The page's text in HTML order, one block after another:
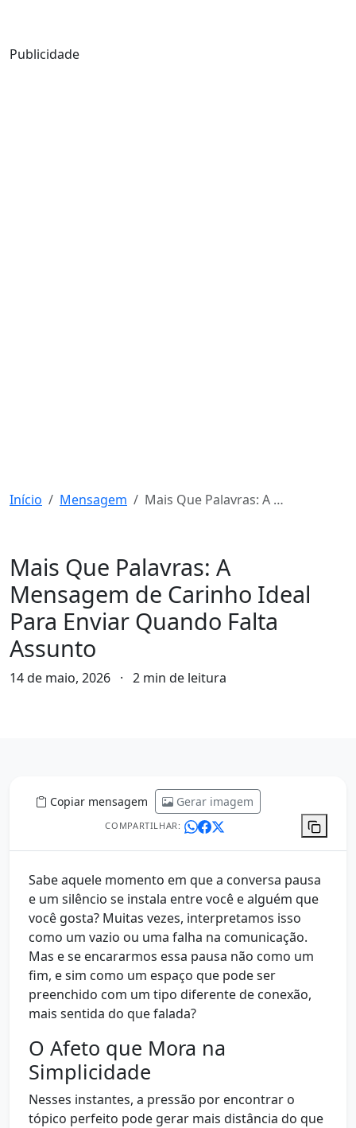
Publicidade
Início Mensagem Mais Que Palavras: A Mensagem de Carinho Ideal Para Enviar Quando Falta Assunto
Mais Que Palavras: A
Mensagem de Carinho Ideal
Para Enviar Quando Falta
Assunto
14 de maio, 2026 · 2 min de leitura
Copiar mensagem Gerar imagem
COMPARTILHAR:
Sabe aquele momento em que a conversa pausa
e um silêncio se instala entre você e alguém que
você gosta? Muitas vezes, interpretamos isso
como um vazio ou uma falha na comunicação.
Mas e se encararmos essa pausa não como um
fim, e sim como um espaço que pode ser
preenchido com um tipo diferente de conexão,
mais sentida do que falada?
O Afeto que Mora na
Simplicidade
Nesses instantes, a pressão por encontrar o
tópico perfeito pode gerar mais distância do que